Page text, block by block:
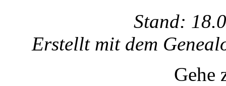
Stand:
Erstellt mit dem
Gehe